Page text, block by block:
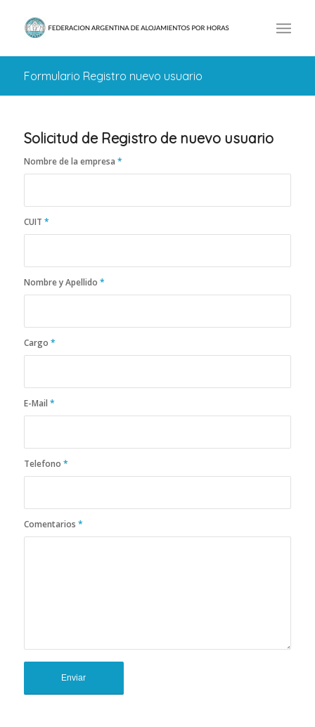
Formulario Registro nuevo usuario
Solicitud de Registro de nuevo usuario
Nombre de la empresa *
CUIT *
Nombre y Apellido *
Cargo *
E-Mail *
Telefono *
Comentarios *